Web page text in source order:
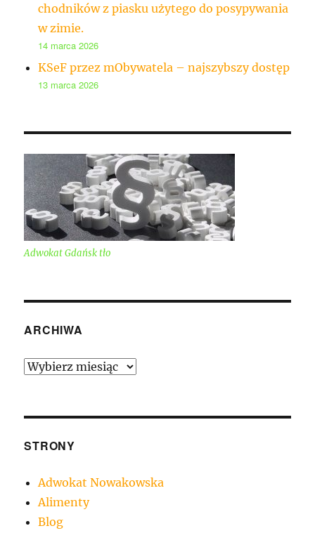
chodników z piasku użytego do posypywania
w zimie.
14 marca 2026
KSeF przez mObywatela – najszybszy dostęp
13 marca 2026
Adwokat Gdańsk tło
ARCHIWA
Archiwa
STRONY
Adwokat Nowakowska
Alimenty
Blog